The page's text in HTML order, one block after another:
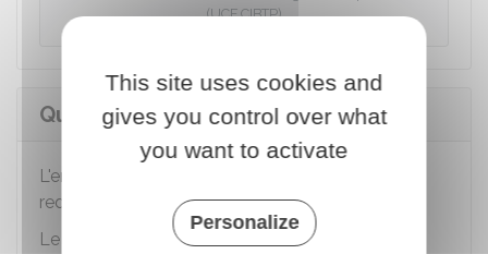
(UCF CIBTP)
Quel est le coût de la carte BTP ?
L'employeur paie pour chaque carte une
redevance forfaitaire de9,80 €.
Le paiement dématérialisé peut être effectué
This site uses cookies and
gives you control over what
you want to activate
Personalize